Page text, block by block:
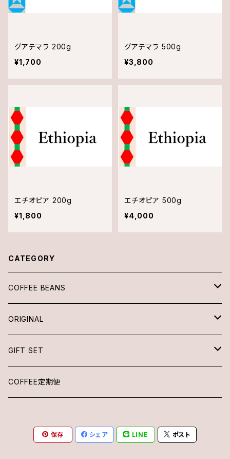
グアテマラ 200g
¥1,700
グアテマラ 500g
¥3,800
エチオピア 200g
¥1,800
エチオピア 500g
¥4,000
CATEGORY
COFFEE BEANS
SINGLE ORIGIN
100g
200g
BLEND
100g
ORIGINAL
DRIP BAG
GIFT SET
DRIP BAG
COFFEE定期便
保存 シェア LINE ポスト